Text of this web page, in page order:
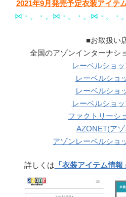
2021年9月発売予定衣装アイテ
⋈・。・。⋈・。・。⋈・。・
■お取扱い
全国のアゾンインターナシ
レーベルショ
レーベルショ
レーベルショ
レーベルショ
ファクトリーシ
AZONET(ア
アゾンレーベルショ
詳しくは 「衣装アイテム情報」